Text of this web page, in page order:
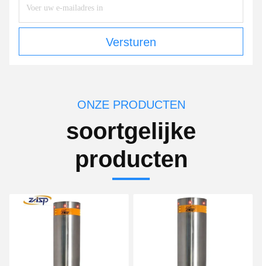
Versturen
ONZE PRODUCTEN
soortgelijke
producten